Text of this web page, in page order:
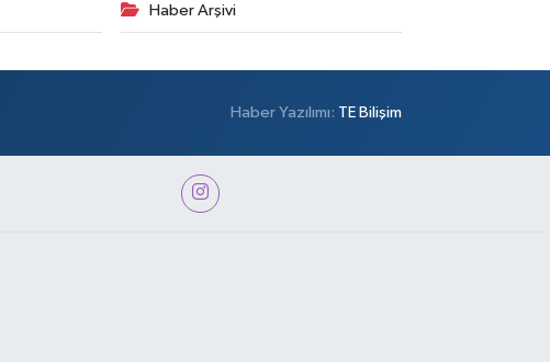
Haber Arşivi
Haber Yazılımı: TE Bilişim